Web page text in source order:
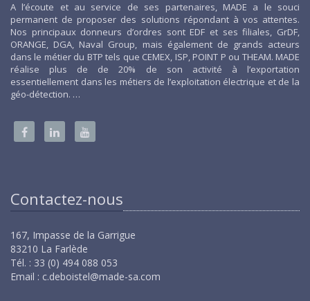
A l’écoute et au service de ses partenaires, MADE a le souci
permanent de proposer des solutions répondant à vos attentes.
Nos principaux donneurs d’ordres sont EDF et ses filiales, GrDF,
ORANGE, DGA, Naval Group, mais également de grands acteurs
dans le métier du BTP tels que CEMEX, ISP, POINT P ou THEAM. MADE
réalise plus de de 20% de son activité à l’exportation
essentiellement dans les métiers de l’exploitation électrique et de la
géo-détection. …
Contactez-nous
167, Impasse de la Garrigue
83210 La Farlède
Tél. : 33 (0) 494 088 053
Email : c.deboistel@made-sa.com